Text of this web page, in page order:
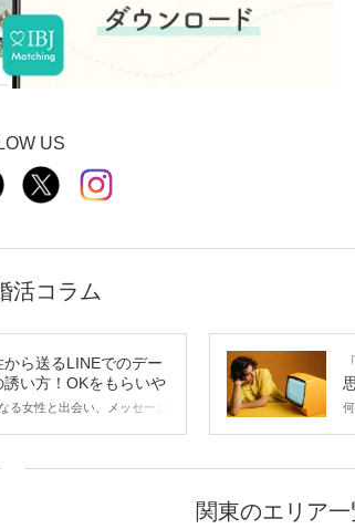
US
活コラム
から送るLINEでのデー
誘い方！OKをもらいや
メッセージのコツは？
る女性と出会い、メッセージ
関東のエリア一